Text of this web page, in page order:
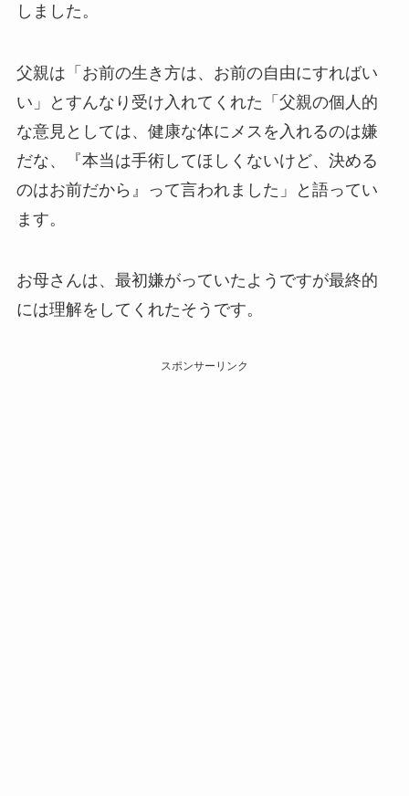
しました。
父親は「お前の生き方は、お前の自由にすればい
い」とすんなり受け入れてくれた「父親の個人的
な意見としては、健康な体にメスを入れるのは嫌
だな、『本当は手術してほしくないけど、決める
のはお前だから』って言われました」と語ってい
ます。
お母さんは、最初嫌がっていたようですが最終的
には理解をしてくれたそうです。
スポンサーリンク